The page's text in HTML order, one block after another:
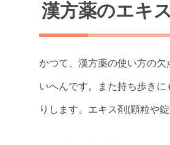
漢方薬のエキ
かつて、漢方薬の使い方の
いへんです。また持ち歩き
りします。エキス剤(顆粒や